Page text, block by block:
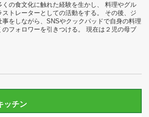
の食文化に触れた経験を生かし、 料理やグル
ストレーターとしての活動をする。 その後、ジ
事をしながら、SNSやクックパッドで自身の料理
のフォロワーを引きつける。 現在は２児の母ブ
ッチン